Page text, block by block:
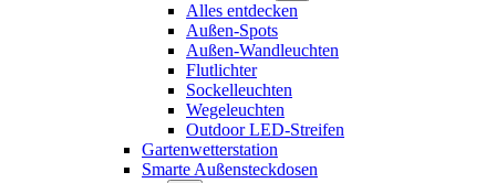
Alles entdecken
Außen-Spots
Außen-Wandleuchten
Flutlichter
Sockelleuchten
Wegeleuchten
Outdoor LED-Streifen
Gartenwetterstation
Smarte Außensteckdosen